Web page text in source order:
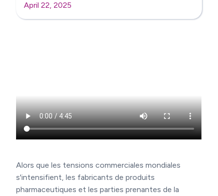
April 22, 2025
Alors que les tensions commerciales mondiales
s'intensifient, les fabricants de produits
pharmaceutiques et les parties prenantes de la